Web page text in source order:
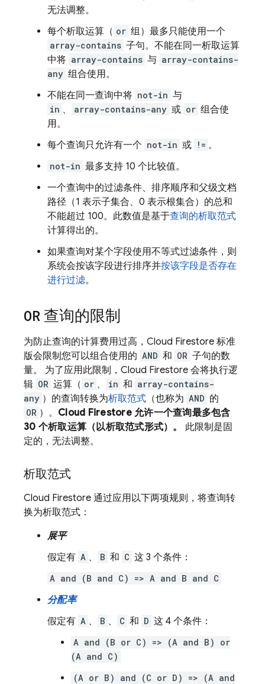
无法调整。
每个析取运算（ or 组）最多只能使用一个
array-contains 子句。不能在同一析取运算
中将 array-contains 与 array-contains-
any 组合使用。
不能在同一查询中将 not-in 与
in 、 array-contains-any 或 or 组合使
用。
每个查询只允许有一个 not-in 或 != 。
not-in 最多支持 10 个比较值。
一个查询中的过滤条件、排序顺序和父级文档
路径（1 表示子集合、0 表示根集合）的总和
不能超过 100。此数值是基于查询的析取范式
计算得出的。
如果查询对某个字段使用不等式过滤条件，则
系统会按该字段进行排序并按该字段是否存在
进行过滤。
OR 查询的限制
为防止查询的计算费用过高， Cloud Firestore 标准
版会限制您可以组合使用的 AND 和 OR 子句的数
量。 为了应用此限制， Cloud Firestore 会将执行逻
辑 OR 运算（ or 、 in 和 array-contains-
any ）的查询转换为析取范式 （也称为 AND 的
OR ）。 Cloud Firestore允许一个查询最多包含
30 个析取运算（以析取范式形式）。
此限制是固
定的，无法调整。
析取范式
Cloud Firestore 通过应用以下两项规则，将查询转
换为析取范式：
展平
假定有 A 、 B 和 C 这 3 个条件：
A and (B and C) => A and B and C
分配率
假定有 A 、 B 、 C 和 D 这 4 个条件：
A and (B or C) => (A and B) or
(A and C)
(A or B) and (C or D) => (A and